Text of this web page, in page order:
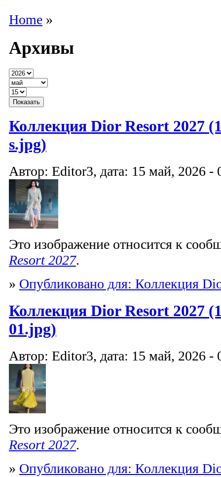
Home »
Архивы
Коллекция Dior Resort 2027
s.jpg)
Автор: Editor3, дата: 15 май, 2026 -
Это изображение относится к
Resort 2027.
» Опубликовано для: Коллекция
Коллекция Dior Resort 2027
01.jpg)
Автор: Editor3, дата: 15 май, 2026 -
Это изображение относится к
Resort 2027.
» Опубликовано для: Коллекция